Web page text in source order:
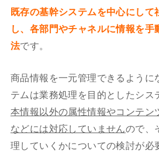
既存の基幹システムを中心にして
し、各部門やチャネルに情報を手
法です。
商品情報を一元管理できるように
テムは業務処理を目的としたシス
本情報以外の属性情報やコンテン
などには対応していませんので、
理していくかについての検討が必